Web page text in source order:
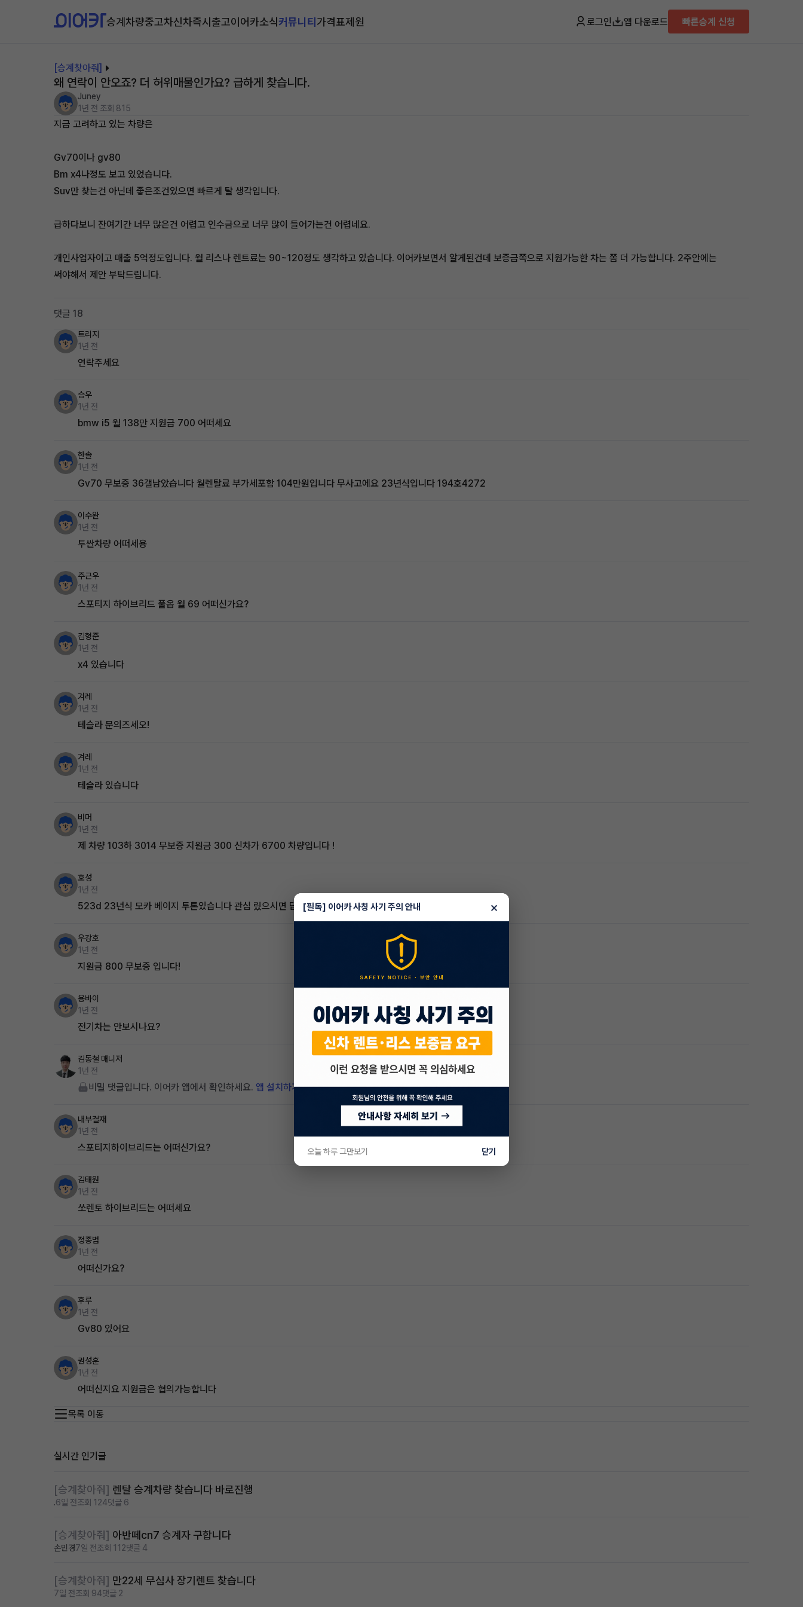
승계차량중고차신차즉시출고이어카소식커뮤니티가격표제원 로그인 앱 다운로드 빠른승계 신청
[승계찾아줘]
왜 연락이 안오죠? 더 허위매물인가요? 급하게 찾습니다.
Juney
1년 전 조회 815
지금 고려하고 있는 차량은
Gv70이나 gv80
Bm x4나정도 보고 있었습니다.
Suv만 찾는건 아닌데 좋은조건있으면 빠르게 탈 생각입니다.
급하다보니 잔여기간 너무 많은건 어렵고 인수금으로 너무 많이 들어가는건 어렵네요.
개인사업자이고 매출 5억정도입니다. 월 리스나 렌트료는 90~120정도 생각하고 있습니다. 이어카보면서 알게된건데 보증금쪽으로 지원가능한 차는 쫌 더 가능합니다. 2주안에는
써야해서 제안 부탁드립니다.
댓글 18
트리지
1년 전
연락주세요
승우
1년 전
bmw i5 월 138만 지원금 700 어떠세요
한솔
1년 전
Gv70 무보증 36갤남았습니다 월렌탈료 부가세포함 104만원입니다 무사고에요 23년식입니다 194호4272
이수완
1년 전
투싼차량 어떠세용
주근우
1년 전
스포티지 하이브리드 풀옵 월 69 어떠신가요?
김형준
1년 전
x4 있습니다
겨레
1년 전
테슬라 문의즈세오!
겨레
1년 전
테슬라 있습니다
비머
1년 전
제 차량 103하 3014 무보증 지원금 300 신차가 6700 차량입니다 !
호성
1년 전
523d 23년식 모카 베이지 투톤있습니다 관심 맀으시면 답글주새요
우강호
1년 전
지원금 800 무보증 입니다!
용바이
1년 전
전기차는 안보시나요?
김동철 매니저
1년 전
비밀 댓글입니다. 이어카 앱에서 확인하세요. 앱 설치하기
내부결재
1년 전
스포티지하이브리드는 어떠신가요?
김태원
1년 전
쏘렌토 하이브리드는 어떠세요
정종범
1년 전
어떠신가요?
후루
1년 전
Gv80 있어요
권성훈
1년 전
어떠신지요 지원금은 협의가능합니다
목록 이동
실시간 인기글
[승계찾아줘] 렌탈 승계차량 찾습니다 바로진행
.6일 전조회 124댓글 6
[승계찾아줘] 아반떼cn7 승계자 구합니다
손민경7일 전조회 112댓글 4
[승계찾아줘] 만22세 무심사 장기렌트 찾습니다
7일 전조회 94댓글 2
[필독] 이어카 사칭 사기 주의 안내 ×
오늘 하루 그만보기 닫기